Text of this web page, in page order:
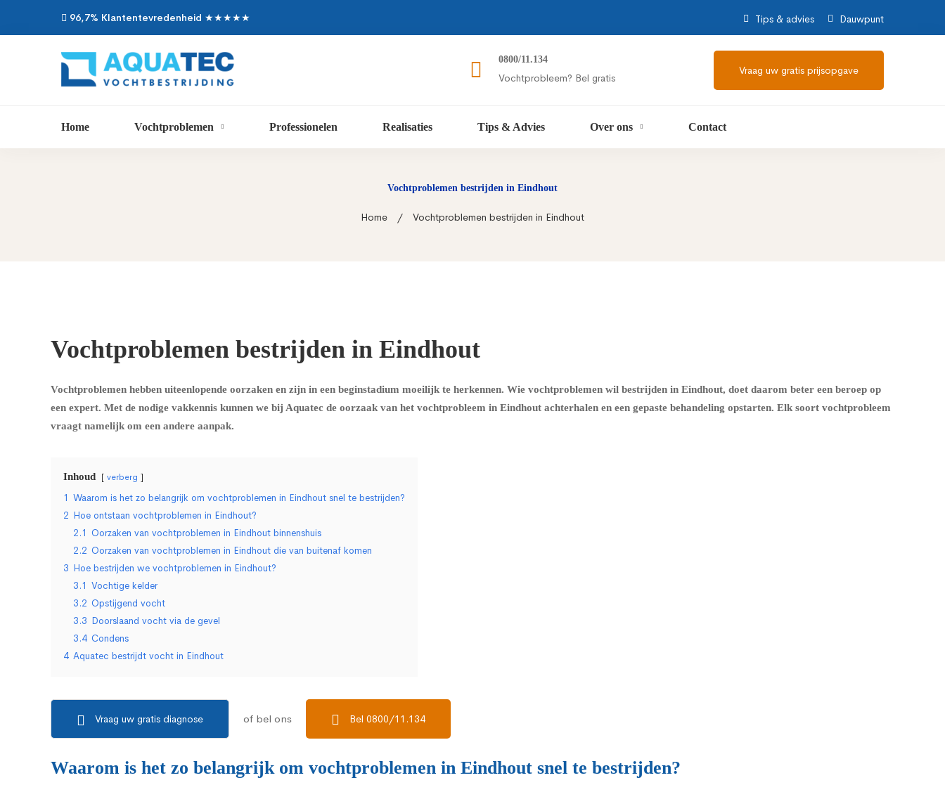
96,7% Klantentevredenheid ★★★★★ Tips & advies Dauwpunt
0800/11.134
Vochtprobleem? Bel gratis
Vraag uw gratis prijsopgave
Home Vochtproblemen Professionelen Realisaties Tips & Advies Over ons Contact
Vochtproblemen bestrijden in Eindhout
Home Vochtproblemen bestrijden in Eindhout
Vochtproblemen bestrijden in Eindhout
Vochtproblemen hebben uiteenlopende oorzaken en zijn in een beginstadium moeilijk te herkennen. Wie vochtproblemen wil bestrijden in Eindhout, doet daarom beter een beroep op
een expert. Met de nodige vakkennis kunnen we bij Aquatec de oorzaak van het vochtprobleem in Eindhout achterhalen en een gepaste behandeling opstarten. Elk soort vochtprobleem
vraagt namelijk om een andere aanpak.
Inhoud verberg
1 Waarom is het zo belangrijk om vochtproblemen in Eindhout snel te bestrijden?
2 Hoe ontstaan vochtproblemen in Eindhout?
2.1 Oorzaken van vochtproblemen in Eindhout binnenshuis
2.2 Oorzaken van vochtproblemen in Eindhout die van buitenaf komen
3 Hoe bestrijden we vochtproblemen in Eindhout?
3.1 Vochtige kelder
3.2 Opstijgend vocht
3.3 Doorslaand vocht via de gevel
3.4 Condens
4 Aquatec bestrijdt vocht in Eindhout
Vraag uw gratis diagnose of bel ons Bel 0800/11.134
Waarom is het zo belangrijk om vochtproblemen in Eindhout snel te bestrijden?